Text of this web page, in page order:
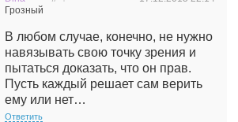
Грозный
В любом случае, конечно, не нужно
навязывать свою точку зрения и
пытаться доказать, что он прав.
Пусть каждый решает сам верить
ему или нет…
Ответить